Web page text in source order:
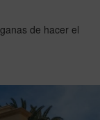
de hacer el